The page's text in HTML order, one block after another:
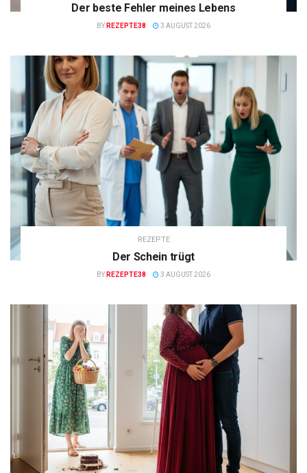
Der beste Fehler meines Lebens
BY REZEPTE38 3 AUGUST 2026
REZEPTE
Der Schein trügt
BY REZEPTE38 3 AUGUST 2026